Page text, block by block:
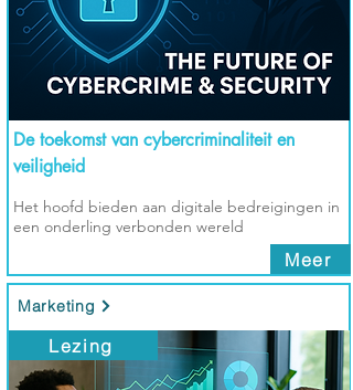
De toekomst van cybercriminaliteit en
veiligheid
Het hoofd bieden aan digitale bedreigingen in
een onderling verbonden wereld
Meer
Marketing
Lezing